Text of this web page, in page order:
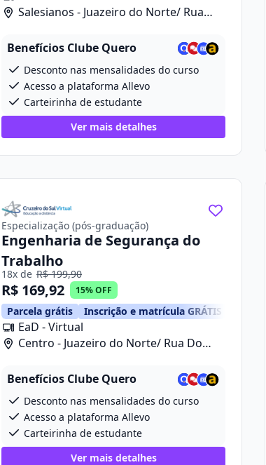
Salesianos - Juazeiro do Norte/ Rua
Benefícios Clube Quero
Desconto nas mensalidades do curso
Acesso a plataforma Allevo
Carteirinha de estudante
Ver mais detalhes
Especialização (pós-graduação)
Engenharia de Segurança do
Trabalho
18x de R$ 199,90
R$ 169,92 15% OFF
Parcela grátis Inscrição e matrícula GRÁTIS
EaD - Virtual
Centro - Juazeiro do Norte/ Rua Do
Benefícios Clube Quero
Desconto nas mensalidades do curso
Acesso a plataforma Allevo
Carteirinha de estudante
Ver mais detalhes